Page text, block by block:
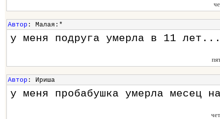
Автор : Малая:*
у меня подруга умерла в 11
Автор : Ириша
у меня пробабушка умерла месец